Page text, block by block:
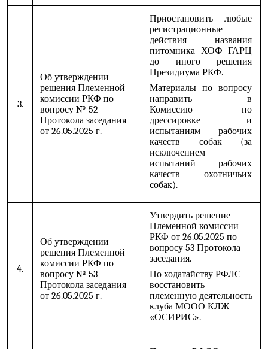
3.
Об утверждении
решения Племенной
комиссии РКФ по
вопросу № 52
Протокола заседания
от 26.05.2025 г.
Приостановить любые
регистрационные
действия названия
питомника ХОФ ГАРЦ
до иного решения
Президиума РКФ.
Материалы по вопросу
направить в
Комиссию по
дрессировке и
испытаниям рабочих
качеств собак (за
исключением
испытаний рабочих
качеств охотничьих
собак).
4.
Об утверждении
решения Племенной
комиссии РКФ по
вопросу № 53
Протокола заседания
от 26.05.2025 г.
Утвердить решение
Племенной комиссии
РКФ от 26.05.2025 по
вопросу 53 Протокола
заседания.
По ходатайству РФЛС
восстановить
племенную деятельность
клуба МООО КЛЖ
«ОСИРИС».